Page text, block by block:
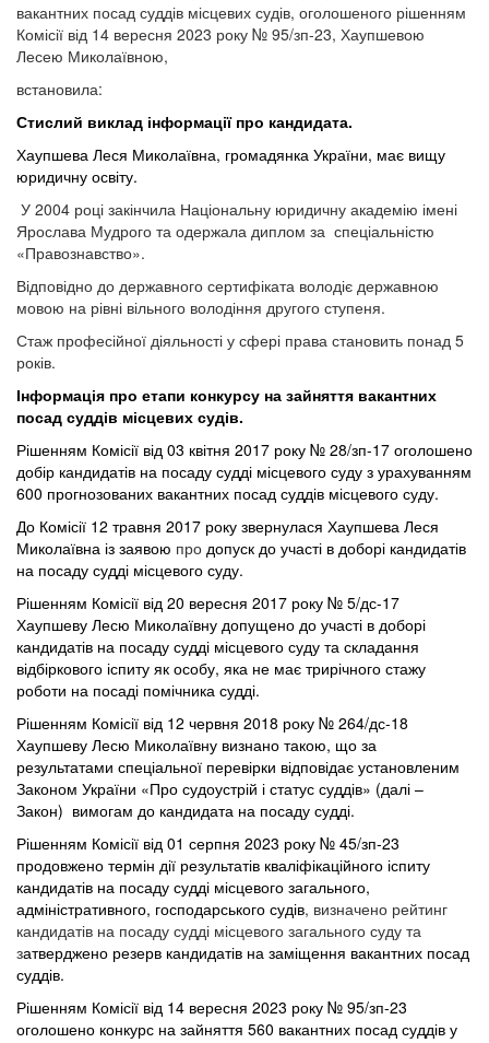
вакантних посад суддів місцевих судів, оголошеного рішенням
Комісії від 14 вересня 2023 року № 95/зп-23, Хаупшевою
Лесею Миколаївною,
встановила:
Стислий виклад інформації про кандидата.
Хаупшева Леся Миколаївна, громадянка України, має вищу
юридичну освіту.
У 2004 році закінчила Національну юридичну академію імені
Ярослава Мудрого та одержала диплом за спеціальністю
«Правознавство».
Відповідно до державного сертифіката володіє державною
мовою на рівні вільного володіння другого ступеня.
Стаж професійної діяльності у сфері права становить понад 5
років.
Інформація про етапи конкурсу на зайняття вакантних
посад суддів місцевих судів.
Рішенням Комісії від 03 квітня 2017 року № 28/зп-17 оголошено
добір кандидатів на посаду судді місцевого суду з урахуванням
600 прогнозованих вакантних посад суддів місцевого суду.
До Комісії 12 травня 2017 року звернулася Хаупшева Леся
Миколаївна із заявою про допуск до участі в доборі кандидатів
на посаду судді місцевого суду.
Рішенням Комісії від 20 вересня 2017 року № 5/дс-17
Хаупшеву Лесю Миколаївну допущено до участі в доборі
кандидатів на посаду судді місцевого суду та складання
відбіркового іспиту як особу, яка не має трирічного стажу
роботи на посаді помічника судді.
Рішенням Комісії від 12 червня 2018 року № 264/дс-18
Хаупшеву Лесю Миколаївну визнано такою, що за
результатами спеціальної перевірки відповідає установленим
Законом України «Про судоустрій і статус суддів» (далі –
Закон) вимогам до кандидата на посаду судді.
Рішенням Комісії від 01 серпня 2023 року № 45/зп-23
продовжено термін дії результатів кваліфікаційного іспиту
кандидатів на посаду судді місцевого загального,
адміністративного, господарського судів, визначено рейтинг
кандидатів на посаду судді місцевого загального суду та
затверджено резерв кандидатів на заміщення вакантних посад
суддів.
Рішенням Комісії від 14 вересня 2023 року № 95/зп-23
оголошено конкурс на зайняття 560 вакантних посад суддів у